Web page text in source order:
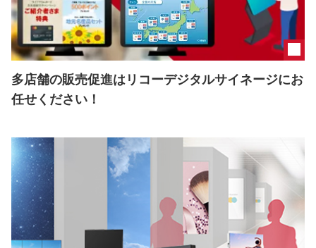
多店舗の販売促進はリコーデジタルサイネージにお
任せください！